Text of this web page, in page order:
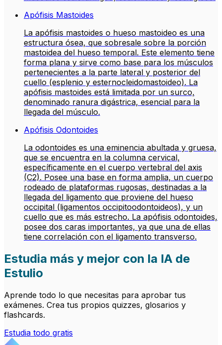
Apófisis Mastoides
La apófisis mastoides o hueso mastoideo es una
estructura ósea, que sobresale sobre la porción
mastoidea del hueso temporal. Este elemento tiene
forma plana y sirve como base para los músculos
pertenecientes a la parte lateral y posterior del
cuello (esplenio y esternocleidomastoideo). La
apófisis mastoides está limitada por un surco,
denominado ranura digástrica, esencial para la
llegada del músculo.
Apófisis Odontoides
La odontoides es una eminencia abultada y gruesa,
que se encuentra en la columna cervical,
específicamente en el cuerpo vertebral del axis
(C2). Posee una base en forma amplia, un cuerpo
rodeado de plataformas rugosas, destinadas a la
llegada del ligamento que proviene del hueso
occipital (ligamentos occipitoodontoideos), y un
cuello que es más estrecho. La apófisis odontoides,
posee dos caras importantes, ya que una de ellas
tiene correlación con el ligamento transverso.
Estudia más y mejor con la IA de
Estulio
Aprende todo lo que necesitas para aprobar tus
exámenes. Crea tus propios quizzes, glosarios y
flashcards.
Estudia todo gratis